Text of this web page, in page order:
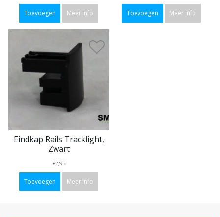
Toevoegen Meer info Toevoegen Meer info
Eindkap Rails Tracklight,
Zwart
€2,95
Toevoegen Meer info